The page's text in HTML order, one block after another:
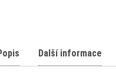
Další informace